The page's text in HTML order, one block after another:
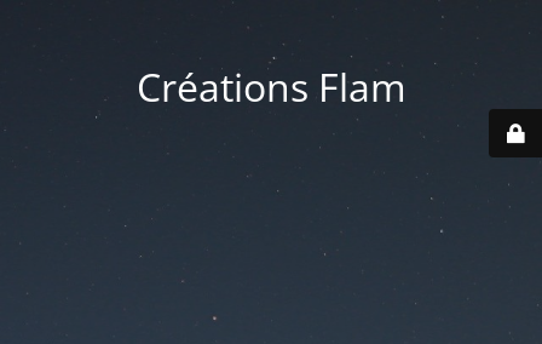
Créations Flam